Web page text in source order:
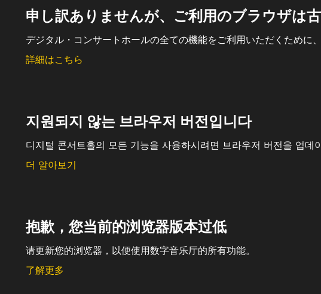
申し訳ありませんが、ご利用のブラウザは
デジタル・コンサートホールの全ての機能をご利用いただくために
詳細はこちら
지원되지 않는 브라우저 버전입니다
디지털 콘서트홀의 모든 기능을 사용하시려면 브라우저 버전을 업데
더 알아보기
抱歉，您当前的浏览器版本过低
请更新您的浏览器，以便使用数字音乐厅的所有功能。
了解更多